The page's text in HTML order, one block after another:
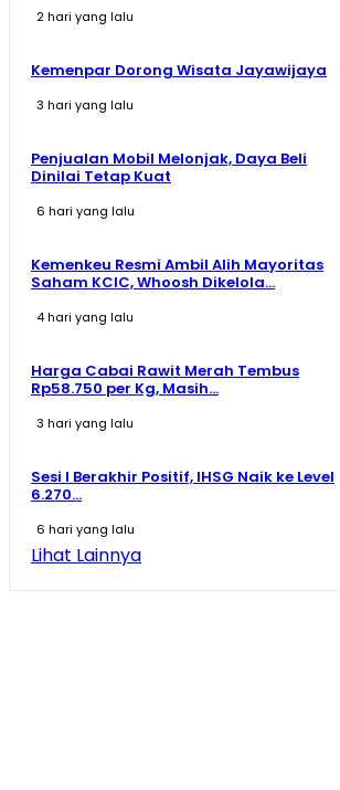
2 hari yang lalu
Kemenpar Dorong Wisata Jayawijaya
3 hari yang lalu
Penjualan Mobil Melonjak, Daya Beli
Dinilai Tetap Kuat
6 hari yang lalu
Kemenkeu Resmi Ambil Alih Mayoritas
Saham KCIC, Whoosh Dikelola...
4 hari yang lalu
Harga Cabai Rawit Merah Tembus
Rp58.750 per Kg, Masih...
3 hari yang lalu
Sesi I Berakhir Positif, IHSG Naik ke Level
6.270...
6 hari yang lalu
Lihat Lainnya